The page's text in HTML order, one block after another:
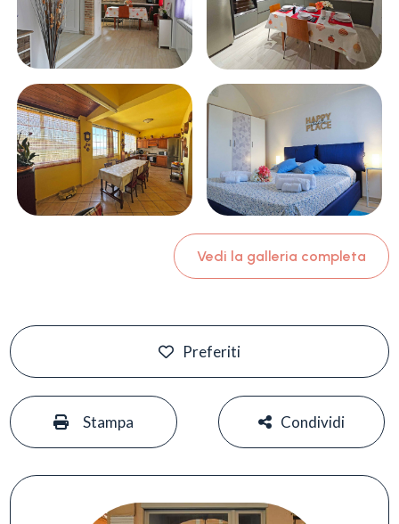
Vedi la galleria completa
Preferiti
Stampa Condividi